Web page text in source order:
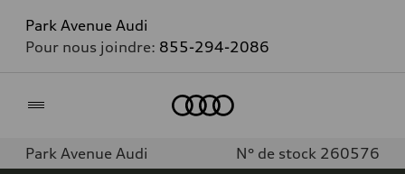
Park Avenue Audi
Pour nous joindre: 855-294-2086
Park Avenue Audi N° de stock 260576